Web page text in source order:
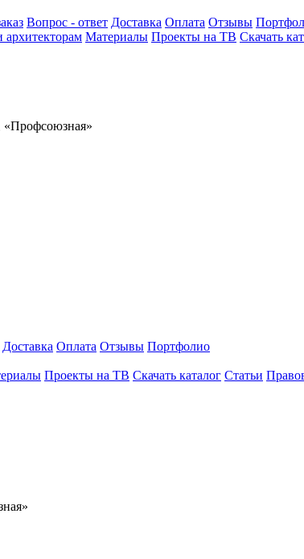
Вопрос - ответ Доставка Оплата Отзывы
архитекторам Материалы Проекты на ТВ Скачать
«Профсоюзная»
Доставка Оплата Отзывы Портфолио
Проекты на ТВ Скачать каталог Статьи